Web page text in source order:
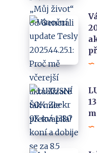
pojištění
„Můj
život“
od
Generali
Vánoční
update
Tesly
2025.44.25.1:
Proč
mě
včerejší
aktualizace
tak
mile
LUXUSNÍ
ŠOK: Zeekr
9X
má
1380